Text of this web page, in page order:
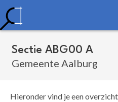
Sectie ABG00 A
Gemeente Aalburg
Hieronder vind je een